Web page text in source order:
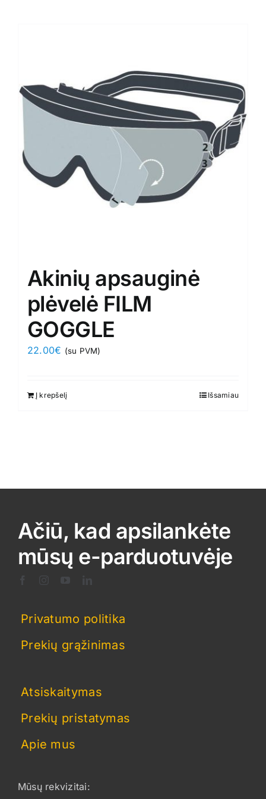
Akinių apsauginė
plėvelė FILM
GOGGLE
22.00€ (su PVM)
Į krepšelį Išsamiau
Ačiū, kad apsilankėte
mūsų e-parduotuvėje
Privatumo politika
Prekių grąžinimas
Atsiskaitymas
Prekių pristatymas
Apie mus
Mūsų rekvizitai: